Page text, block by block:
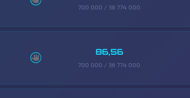
700 000 / 36 774 000
86,56
700 000 / 36 774 000